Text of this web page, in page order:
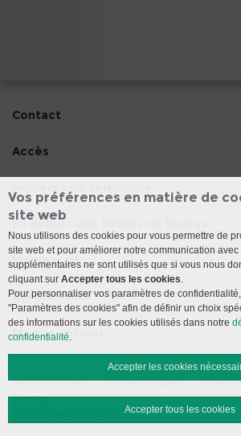
Contact
Accès
En dehors des heures de bureau
Member of
Certification
Médias sociaux
Mentions légales Indications légales
Sitemap
Vos préférences en matière de
site web
Nous utilisons des cookies pour vous permettre de
site web et pour améliorer notre communication
supplémentaires ne sont utilisés que si vous nous
cliquant sur Accepter tous les cookies.
Pour personnaliser vos paramètres de
"Paramètres des cookies" afin de définir un choix
des informations sur les cookies utilisés dans notre
confidentialité.
Accepter les cookies
Accepter tous les cookies